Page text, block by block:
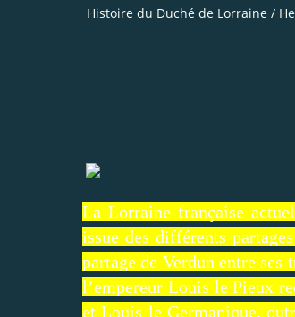
Histoire du Duché de Lorraine /
La Lorraine française
issue des différents
partage de Verdun entre
l’empereur Louis le Pieux
et Louis le Germanique,